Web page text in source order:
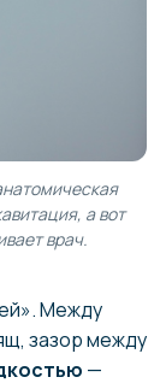
а вот
врач.
Между
зазор между
—